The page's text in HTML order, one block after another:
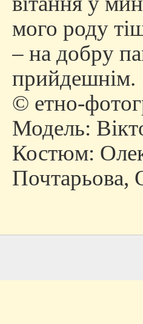
мого роду
– на добру
прийдешнім.
© етно-
Модель:
Костюм:
Почтарьова,